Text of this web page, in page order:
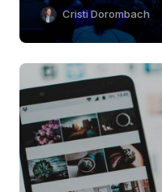
Cristi Dorombach